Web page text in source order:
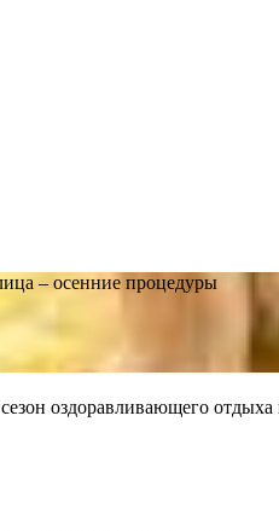
– осенние процедуры
оздоравливающего отдыха